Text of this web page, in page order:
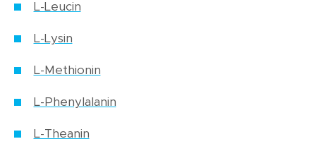
L-Leucin
L-Lysin
L-Methionin
L-Phenylalanin
L-Theanin